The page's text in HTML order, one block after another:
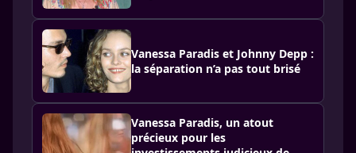
Vanessa Paradis et Johnny Depp :
la séparation n’a pas tout brisé
Vanessa Paradis, un atout
précieux pour les